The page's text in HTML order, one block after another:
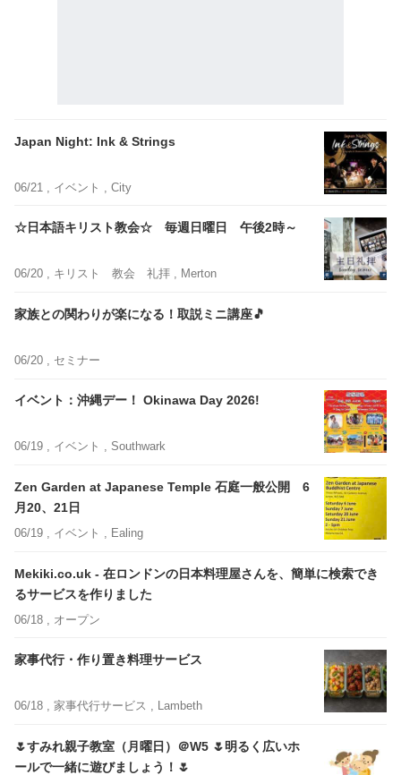
Japan Night: Ink & Strings
06/21 , イベント , City
☆日本語キリスト教会☆ 毎週日曜日 午後2時～
06/20 , キリスト 教会 礼拝 , Merton
家族との関わりが楽になる！取説ミニ講座🎵
06/20 , セミナー
イベント：沖縄デー！ Okinawa Day 2026!
06/19 , イベント , Southwark
Zen Garden at Japanese Temple 石庭一般公開 6
月20、21日
06/19 , イベント , Ealing
Mekiki.co.uk - 在ロンドンの日本料理屋さんを、簡単に検索でき
るサービスを作りました
06/18 , オープン
家事代行・作り置き料理サービス
06/18 , 家事代行サービス , Lambeth
🌷すみれ親子教室（月曜日）＠W5 🌷明るく広いホ
ールで一緒に遊びましょう！🌷